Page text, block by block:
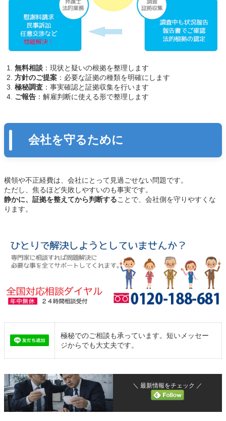
無料相談 ：現状と疑いの根拠を整理します
方針のご提案 ：必要な証拠の種類を明確にします
極秘調査 ：事実確認と証拠収集を行います
ご報告 ：解雇判断に使える形で整理します
会社を守るために
横領や不正経費は、会社にとって見過ごせない問題です。
ただし、焦るほど失敗しやすいのも事実です。
静かに、証拠を整えてから判断することで、会社側を守りやすくな
ります。
極秘でのご相談も承っています。短いメッセー
ジからでも大丈夫です。
＼ 最新情報をチェック ／